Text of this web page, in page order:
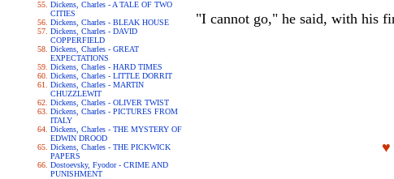
Dickens, Charles - A TALE OF TWO
CITIES
Dickens, Charles - BLEAK HOUSE
Dickens, Charles - DAVID
COPPERFIELD
Dickens, Charles - GREAT
EXPECTATIONS
Dickens, Charles - HARD TIMES
Dickens, Charles - LITTLE DORRIT
Dickens, Charles - MARTIN
CHUZZLEWIT
Dickens, Charles - OLIVER TWIST
Dickens, Charles - PICTURES FROM
ITALY
Dickens, Charles - THE MYSTERY OF
EDWIN DROOD
Dickens, Charles - THE PICKWICK
PAPERS
Dostoevsky, Fyodor - CRIME AND
PUNISHMENT
"I cannot go," he said, with his
♥